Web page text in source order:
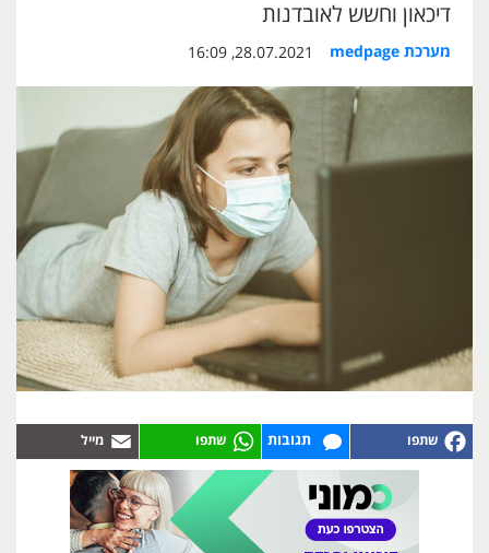
דיכאון וחשש לאובדנות
מערכת medpage 28.07.2021, 16:09
תגובות